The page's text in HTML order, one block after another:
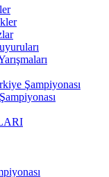
Şampiyonası